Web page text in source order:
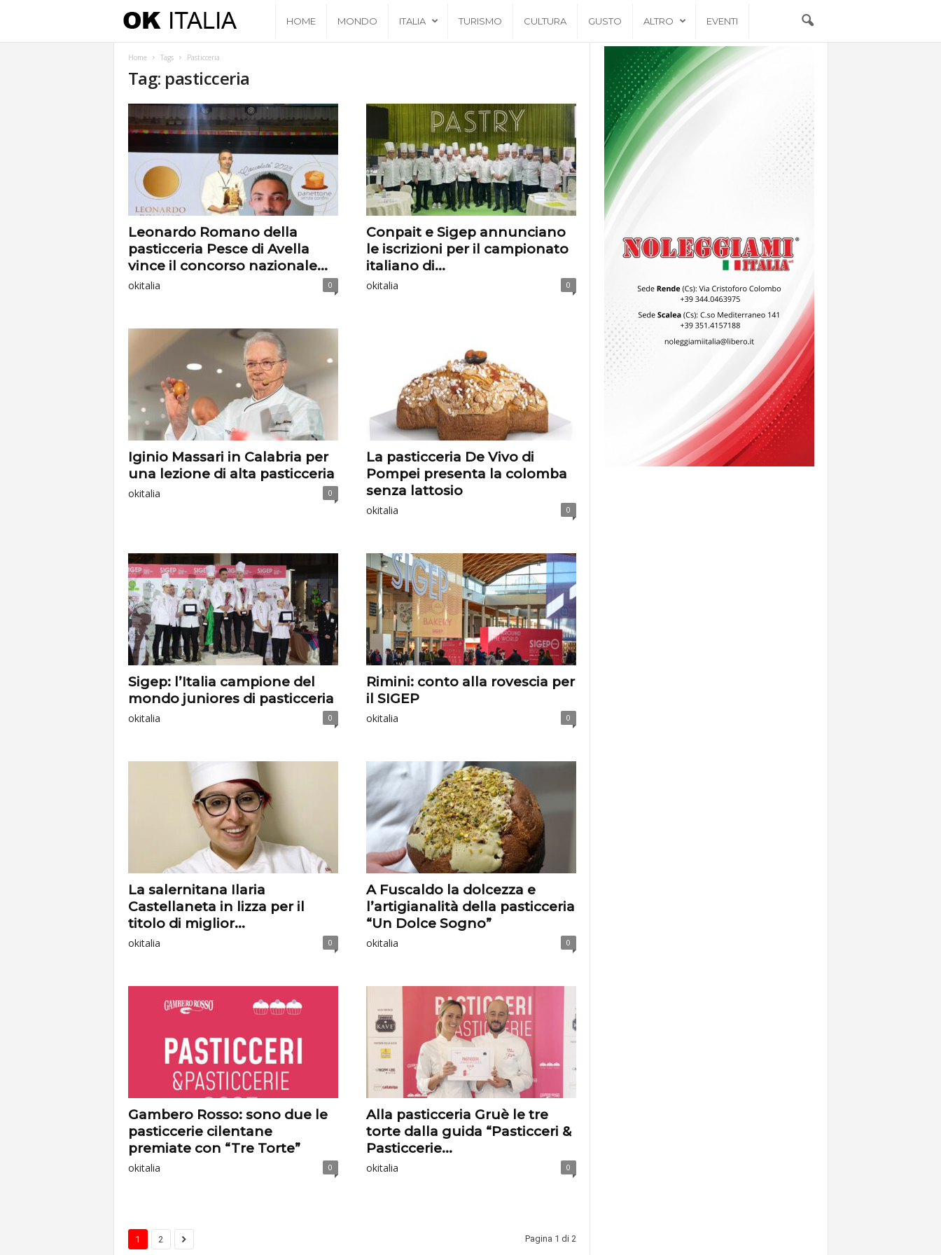
t
a
l
i
a
HOME MONDO ITALIA TURISMO CULTURA GUSTO ALTRO EVENTI
Home Tags Pasticceria
Tag: pasticceria
Leonardo Romano della
pasticceria Pesce di Avella
vince il concorso nazionale...
okitalia 0
Conpait e Sigep annunciano
le iscrizioni per il campionato
italiano di...
okitalia 0
Iginio Massari in Calabria per
una lezione di alta pasticceria
okitalia 0
La pasticceria De Vivo di
Pompei presenta la colomba
senza lattosio
okitalia 0
Sigep: l’Italia campione del
mondo juniores di pasticceria
okitalia 0
Rimini: conto alla rovescia per
il SIGEP
okitalia 0
La salernitana Ilaria
Castellaneta in lizza per il
titolo di miglior...
okitalia 0
A Fuscaldo la dolcezza e
l’artigianalità della pasticceria
“Un Dolce Sogno”
okitalia 0
Gambero Rosso: sono due le
pasticcerie cilentane
premiate con “Tre Torte”
okitalia 0
Alla pasticceria Gruè le tre
torte dalla guida “Pasticceri &
Pasticcerie...
okitalia 0
1 2 Pagina 1 di 2